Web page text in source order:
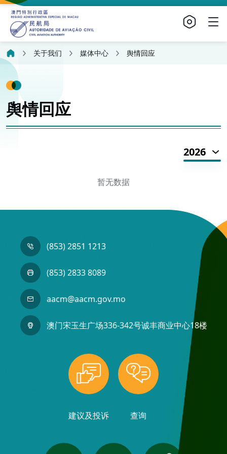
关于我们 媒体中心 舆情回应
舆情回应
2026
暂无数据
(853) 2851 1213
(853) 2833 8089
aacm@aacm.gov.mo
澳门宋玉生广场336-342号诚丰商业中心18楼
建议及投诉 查询